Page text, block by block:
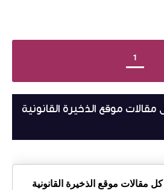
1
موقع الذخيرة القانونية
مقالات موقع الذخيرة القانونية